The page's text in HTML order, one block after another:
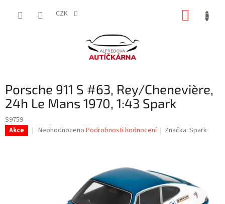
CZK
Porsche 911 S #63, Rey/Chenevière,
24h Le Mans 1970, 1:43 Spark
S9759
Akce
Průměrné
Neohodnoceno Podrobnosti hodnocení Značka:Spark